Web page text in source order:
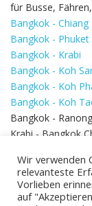
für Busse,
Bangkok - Chiang
Bangkok - Phuket
Bangkok - Krabi
Bangkok - Koh
Bangkok - Koh
Bangkok - Koh
Bangkok -
Krabi - Bangkok
Bangkok - Hua
Wir verwenden
relevanteste
Vorlieben
auf